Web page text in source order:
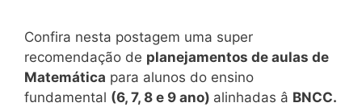
Confira nesta postagem uma super
recomendação de planejamentos de aulas de
Matemática para alunos do ensino
fundamental (6, 7, 8 e 9 ano) alinhadas â BNCC.